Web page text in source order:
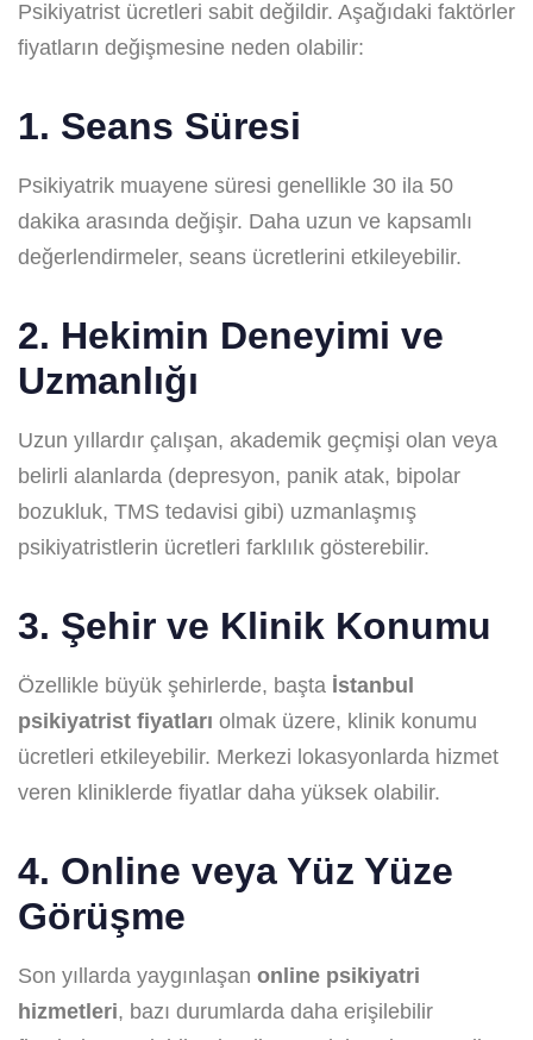
Psikiyatrist ücretleri sabit değildir. Aşağıdaki faktörler
fiyatların değişmesine neden olabilir:
1. Seans Süresi
Psikiyatrik muayene süresi genellikle 30 ila 50
dakika arasında değişir. Daha uzun ve kapsamlı
değerlendirmeler, seans ücretlerini etkileyebilir.
2. Hekimin Deneyimi ve
Uzmanlığı
Uzun yıllardır çalışan, akademik geçmişi olan veya
belirli alanlarda (depresyon, panik atak, bipolar
bozukluk, TMS tedavisi gibi) uzmanlaşmış
psikiyatristlerin ücretleri farklılık gösterebilir.
3. Şehir ve Klinik Konumu
Özellikle büyük şehirlerde, başta İstanbul
psikiyatrist fiyatları olmak üzere, klinik konumu
ücretleri etkileyebilir. Merkezi lokasyonlarda hizmet
veren kliniklerde fiyatlar daha yüksek olabilir.
4. Online veya Yüz Yüze
Görüşme
Son yıllarda yaygınlaşan online psikiyatri
hizmetleri, bazı durumlarda daha erişilebilir